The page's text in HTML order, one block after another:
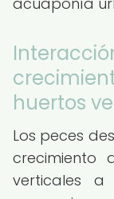
huertos
Los peces
crecimiento
verticales